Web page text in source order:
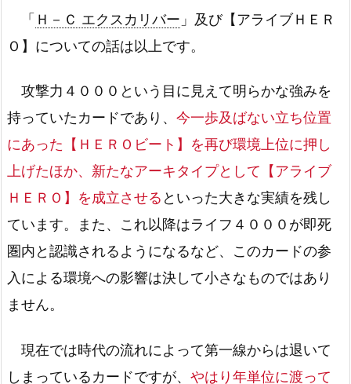
「 Ｈ－Ｃ エクスカリバー 」及び【アライブＨＥＲ
Ｏ】についての話は以上です。
攻撃力４０００という目に見えて明らかな強みを
持っていたカードであり、 今一歩及ばない立ち位置
にあった【ＨＥＲＯビート】を再び環境上位に押し
上げたほか、新たなアーキタイプとして【アライブ
ＨＥＲＯ】を成立させる といった大きな実績を残し
ています。また、これ以降はライフ４０００が即死
圏内と認識されるようになるなど、このカードの参
入による環境への影響は決して小さなものではあり
ません。
現在では時代の流れによって第一線からは退いて
しまっているカードですが、 やはり年単位に渡って